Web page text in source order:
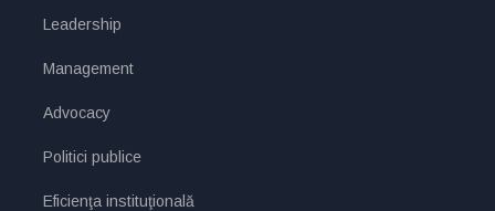
Leadership
Management
Advocacy
Politici publice
Eficienţa instituţională